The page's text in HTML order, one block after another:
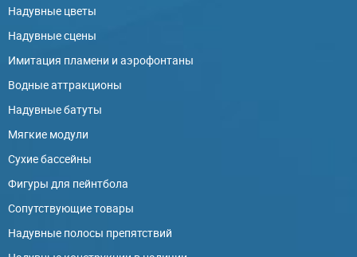
Надувные цветы
Надувные сцены
Имитация пламени и аэрофонтаны
Водные аттракционы
Надувные батуты
Мягкие модули
Сухие бассейны
Фигуры для пейнтбола
Сопутствующие товары
Надувные полосы препятствий